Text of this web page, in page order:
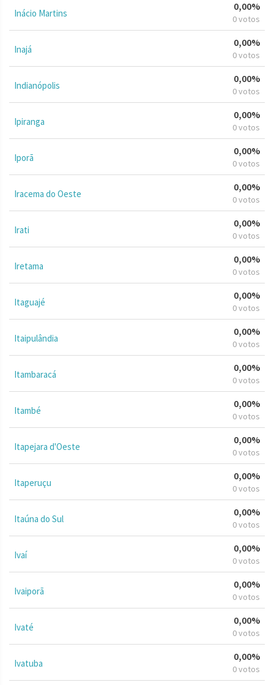
Inácio Martins
0,00%
0 votos
Inajá
0,00%
0 votos
Indianópolis
0,00%
0 votos
Ipiranga
0,00%
0 votos
Iporã
0,00%
0 votos
Iracema do Oeste
0,00%
0 votos
Irati
0,00%
0 votos
Iretama
0,00%
0 votos
Itaguajé
0,00%
0 votos
Itaipulândia
0,00%
0 votos
Itambaracá
0,00%
0 votos
Itambé
0,00%
0 votos
Itapejara d'Oeste
0,00%
0 votos
Itaperuçu
0,00%
0 votos
Itaúna do Sul
0,00%
0 votos
Ivaí
0,00%
0 votos
Ivaiporã
0,00%
0 votos
Ivaté
0,00%
0 votos
Ivatuba
0,00%
0 votos